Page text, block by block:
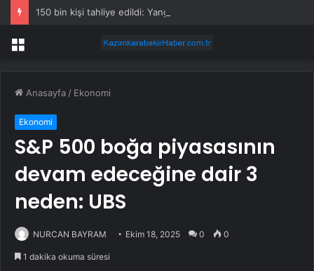
Menü
Anasayfa / Ekonomi
Ekonomi
S&P 500 boğa piyasasının
devam edeceğine dair 3
neden: UBS
NURCAN BAYRAM Ekim 18, 2025 0 0
1 dakika okuma süresi